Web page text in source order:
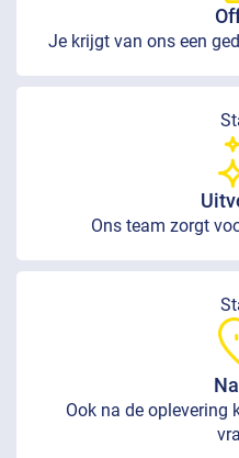
Je krijgt van ons een
Ons team zorgt
Ook na de oplevering